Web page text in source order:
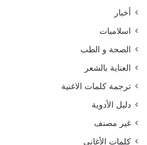
أخبار
اسلاميات
الصحة و الطب
العناية بالشعر
ترجمة كلمات الاغنية
دليل الأدوية
غير مصنف
كلمات الأغاني